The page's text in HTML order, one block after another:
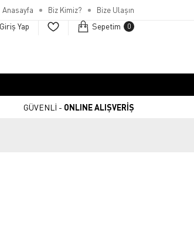
Anasayfa Biz Kimiz? Bize Ulaşın
Giriş Yap Sepetim 0
GÜVENLİ - ONLINE ALIŞVERİŞ